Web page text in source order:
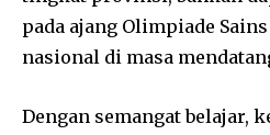
pada ajang Olimpiade
nasional di masa
Dengan semangat belajar,